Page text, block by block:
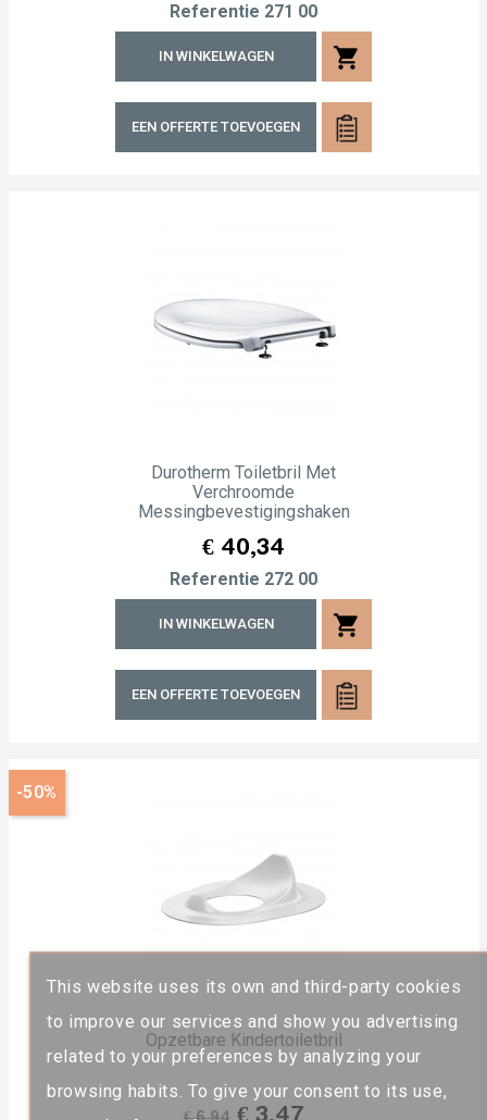
This website uses its own and third-party cookies
to improve our services and show you advertising
related to your preferences by analyzing your
browsing habits. To give your consent to its use,
Referentie 271 00
IN WINKELWAGEN shopping_cart
EEN OFFERTE TOEVOEGEN
Durotherm Toiletbril Met
Verchroomde
Messingbevestigingshaken
Prijs
€ 40,34
Referentie 272 00
IN WINKELWAGEN shopping_cart
EEN OFFERTE TOEVOEGEN
Opzetbare Kindertoiletbril
Normale
Prijs
€ 3,47
-50%